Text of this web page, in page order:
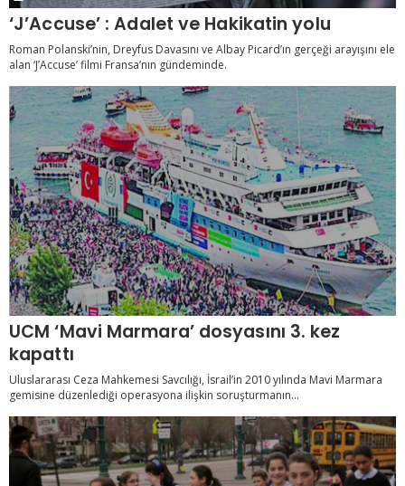
‘J’Accuse’ : Adalet ve Hakikatin yolu
Roman Polanski’nin, Dreyfus Davasını ve Albay Picard’ın gerçeği arayışını ele
alan ‘J’Accuse’ filmi Fransa’nın gündeminde.
UCM ‘Mavi Marmara’ dosyasını 3. kez
kapattı
Uluslararası Ceza Mahkemesi Savcılığı, İsrail’in 2010 yılında Mavi Marmara
gemisine düzenlediği operasyona ilişkin soruşturmanın...